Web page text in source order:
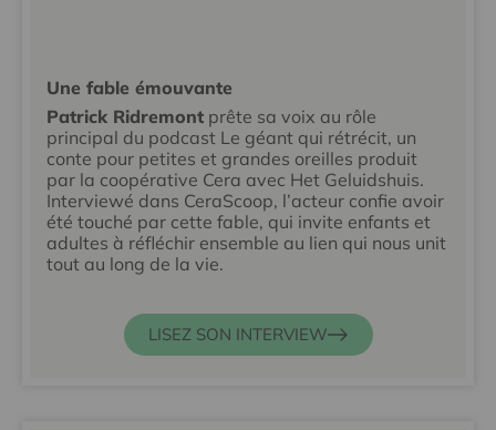
Une fable émouvante
Patrick Ridremont prête sa voix au rôle
principal du podcast Le géant qui rétrécit, un
conte pour petites et grandes oreilles produit
par la coopérative Cera avec Het Geluidshuis.
Interviewé dans CeraScoop, l’acteur confie avoir
été touché par cette fable, qui invite enfants et
adultes à réfléchir ensemble au lien qui nous unit
tout au long de la vie.
LISEZ SON INTERVIEW